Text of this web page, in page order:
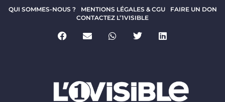
QUI SOMMES-NOUS ? MENTIONS LÉGALES & CGU
FAIRE UN DON
CONTACTEZ L’1VISIBLE